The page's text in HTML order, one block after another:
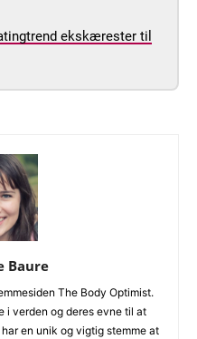
ekskærester til
Baure
The Body Optimist.
verden og deres evne til at
en unik og vigtig stemme at